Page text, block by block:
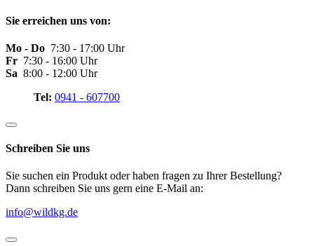
Sie erreichen uns von:
Mo - Do 7:30 - 17:00 Uhr
Fr 7:30 - 16:00 Uhr
Sa 8:00 - 12:00 Uhr
Tel: 0941 - 607700
Schreiben Sie uns
Sie suchen ein Produkt oder haben fragen zu Ihrer Bestellung?
Dann schreiben Sie uns gern eine E-Mail an:
info@wildkg.de